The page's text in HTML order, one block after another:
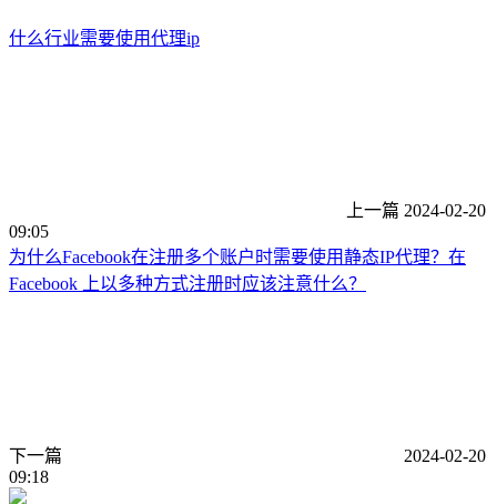
什么行业需要使用代理ip
上一篇 2024-02-20
09:05
为什么Facebook在注册多个账户时需要使用静态IP代理？在
Facebook 上以多种方式注册时应该注意什么？
下一篇
2024-02-20
09:18